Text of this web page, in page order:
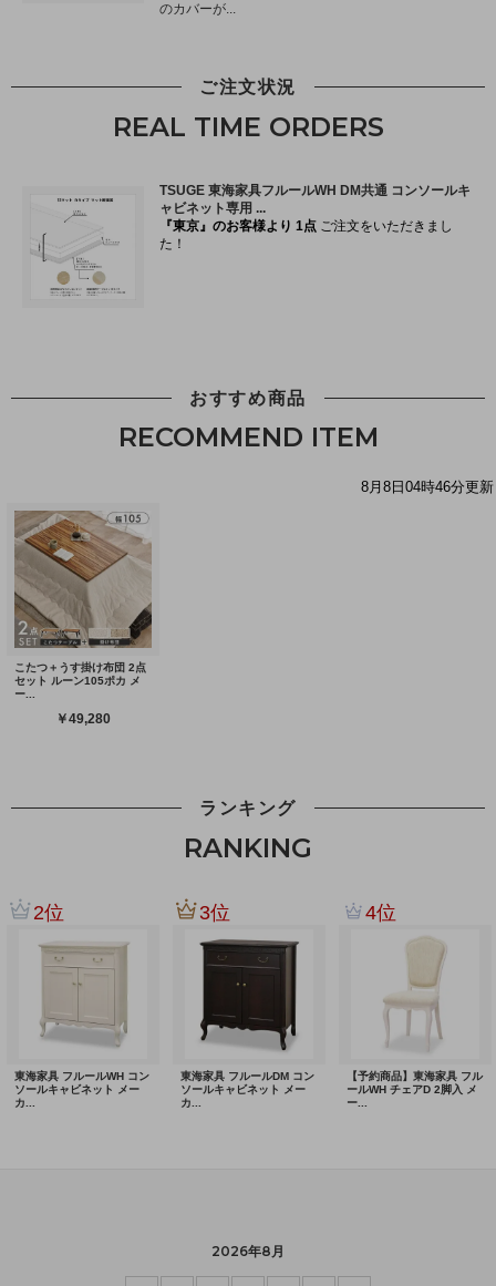
ご注文状況
REAL TIME ORDERS
おすすめ商品
RECOMMEND ITEM
ランキング
RANKING
2026年8月